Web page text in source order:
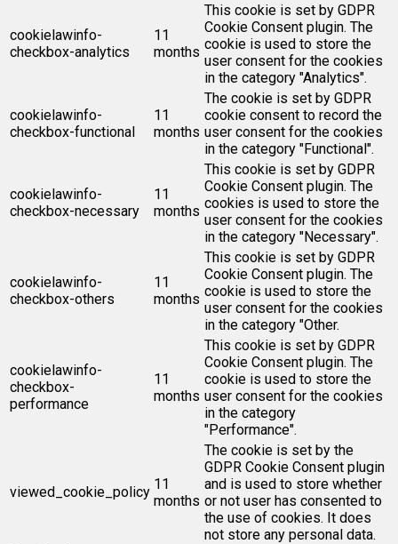
cookielawinfo-
checkbox-analytics
11
months
This cookie is set by GDPR
Cookie Consent plugin. The
cookie is used to store the
user consent for the cookies
in the category "Analytics".
cookielawinfo-
checkbox-functional
11
months
The cookie is set by GDPR
cookie consent to record the
user consent for the cookies
in the category "Functional".
cookielawinfo-
checkbox-necessary
11
months
This cookie is set by GDPR
Cookie Consent plugin. The
cookies is used to store the
user consent for the cookies
in the category "Necessary".
cookielawinfo-
checkbox-others
11
months
This cookie is set by GDPR
Cookie Consent plugin. The
cookie is used to store the
user consent for the cookies
in the category "Other.
cookielawinfo-
checkbox-
performance
11
months
This cookie is set by GDPR
Cookie Consent plugin. The
cookie is used to store the
user consent for the cookies
in the category
"Performance".
viewed_cookie_policy 11
months
The cookie is set by the
GDPR Cookie Consent plugin
and is used to store whether
or not user has consented to
the use of cookies. It does
not store any personal data.